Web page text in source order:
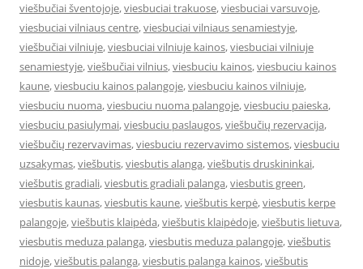
viešbučiai šventojoje,viesbuciai trakuose,viesbuciai varsuvoje,
viesbuciai vilniaus centre,viesbuciai vilniaus senamiestyje,
viešbučiai vilniuje,viesbuciai vilniuje kainos,viesbuciai vilniuje
senamiestyje,viešbučiai vilnius,viesbuciu kainos,viesbuciu kainos
kaune,viesbuciu kainos palangoje,viesbuciu kainos vilniuje,
viesbuciu nuoma,viesbuciu nuoma palangoje,viesbuciu paieska,
viesbuciu pasiulymai,viesbuciu paslaugos,viešbučių rezervacija,
viešbučių rezervavimas,viesbuciu rezervavimo sistemos,viesbuciu
uzsakymas,viešbutis,viesbutis alanga,viešbutis druskininkai,
viešbutis gradiali,viesbutis gradiali palanga,viesbutis green,
viesbutis kaunas,viesbutis kaune,viešbutis kerpė,viesbutis kerpe
palangoje,viešbutis klaipėda,viešbutis klaipėdoje,viešbutis lietuva,
viesbutis meduza palanga,viesbutis meduza palangoje,viešbutis
nidoje,viešbutis palanga,viesbutis palanga kainos,viešbutis